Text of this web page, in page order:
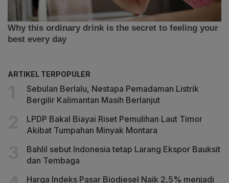
ARTIKEL TERPOPULER
Sebulan Berlalu, Nestapa Pemadaman Listrik
Bergilir Kalimantan Masih Berlanjut
LPDP Bakal Biayai Riset Pemulihan Laut Timor
Akibat Tumpahan Minyak Montara
Bahlil sebut Indonesia tetap Larang Ekspor Bauksit
dan Tembaga
Harga Indeks Pasar Biodiesel Naik 2,5% menjadi